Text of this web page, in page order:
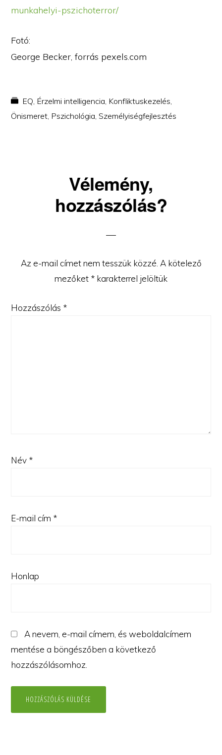
munkahelyi-pszichoterror/
Fotó:
George Becker, forrás pexels.com
EQ, Érzelmi intelligencia, Konfliktuskezelés,
Önismeret, Pszichológia,Személyiségfejlesztés
Interactions
Vélemény,
hozzászólás?
Az e-mail címet nem tesszük közzé. A kötelező
mezőket * karakterrel jelöltük
Hozzászólás *
Név *
E-mail cím *
Honlap
A nevem, e-mail címem, és weboldalcímem
mentése a böngészőben a következő
hozzászólásomhoz.